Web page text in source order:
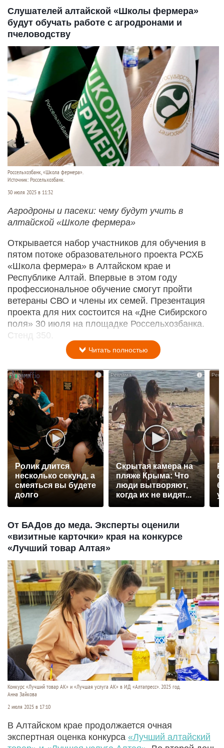
Слушателей алтайской «Школы фермера»
будут обучать работе с агродронами и
пчеловодству
Россельхозбанк, «Школа фермера».
Источник: Россельхозбанк.
30 июля 2025 в 11:32
Агродроны и пасеки: чему будут учить в
алтайской «Школе фермера»
Открывается набор участников для обучения в
пятом потоке образовательного проекта РСХБ
«Школа фермера» в Алтайском крае и
Республике Алтай. Впервые в этом году
профессиональное обучение смогут пройти
ветераны СВО и члены их семей. Презентация
проекта для них состоится на «Дне Сибирского
поля» 30 июля на площадке Россельхозбанка.
Стенд 350.
Читать полностью
i
Ролик длится
несколько секунд, а
смеяться вы будете
долго
i
Скрытая камера на
пляже Крыма: Что
люди вытворяют,
когда их не видят...
От БАДов до меда. Эксперты оценили
«визитные карточки» края на конкурсе
«Лучший товар Алтая»
Конкурс «Лучший товар АК» и «Лучшая услуга АК» в ИД «Алтапресс». 2025 год.
Анна Зайкова
2 июля 2025 в 17:10
В Алтайском крае продолжается очная
экспертная оценка конкурса «Лучший алтайский